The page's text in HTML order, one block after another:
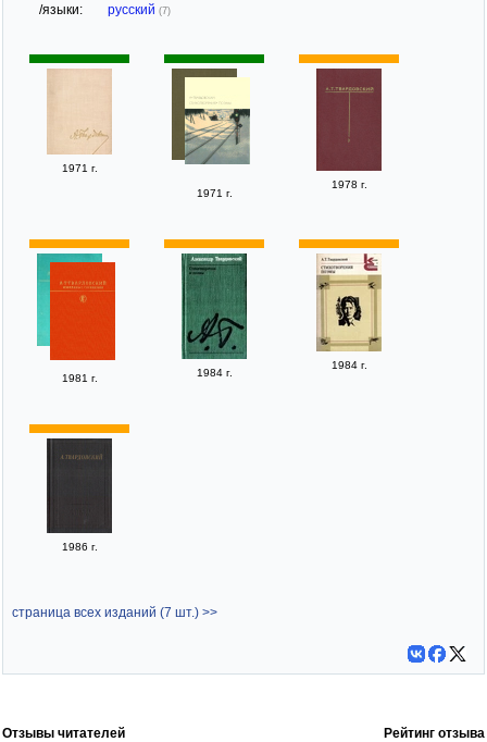
/языки: русский (7)
1971 г.
1971 г.
1978 г.
1981 г. 1984 г.
1984 г.
1986 г.
страница всех изданий (7 шт.) >>
Отзывы читателей Рейтинг отзыва